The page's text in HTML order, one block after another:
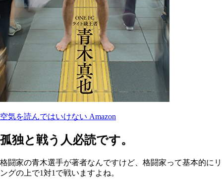
空気を読んではいけない Amazon
孤独と戦う人必読です。
格闘家の青木選手が著者なんですけど、格闘家って基本的にリ
ングの上で1対1で戦いますよね。